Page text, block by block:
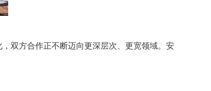
双方合作正不断迈向更深层次、更宽领域。安